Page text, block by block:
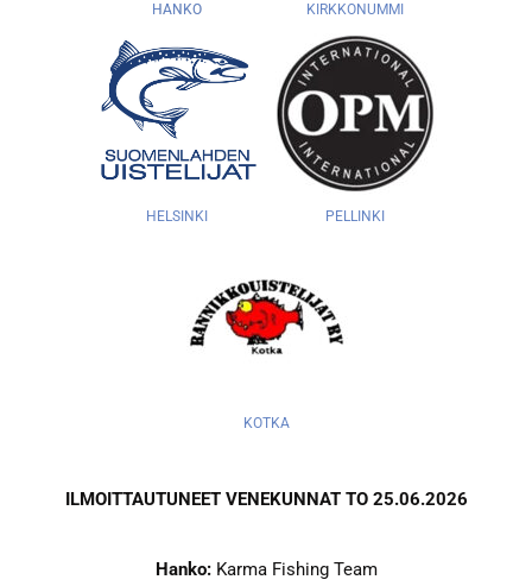
HANKO KIRKKONUMMI
HELSINKI PELLINKI
KOTKA
ILMOITTAUTUNEET VENEKUNNAT TO 25.06.2026
Hanko:Karma Fishing Team